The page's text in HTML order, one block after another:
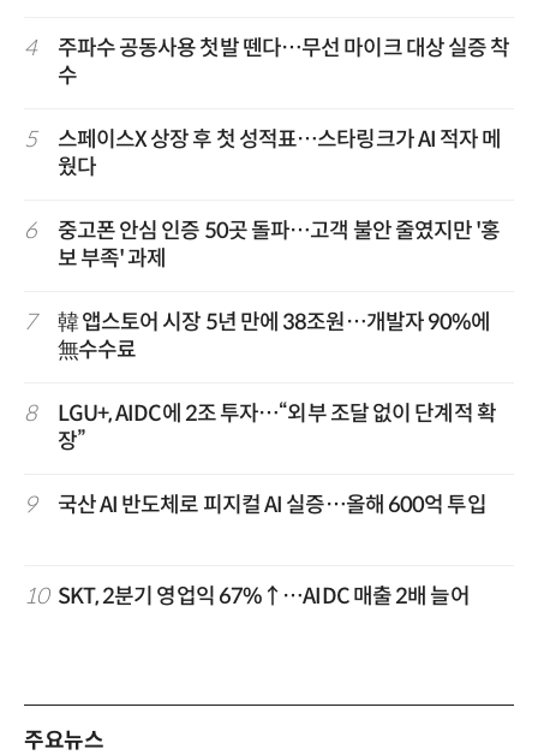
4
주파수 공동사용 첫발 뗀다…무선 마이크 대상 실증 착
수
5
스페이스X 상장 후 첫 성적표…스타링크가 AI 적자 메
웠다
6
중고폰 안심 인증 50곳 돌파…고객 불안 줄였지만 '홍
보 부족' 과제
7
韓 앱스토어 시장 5년 만에 38조원…개발자 90%에
無수수료
8
LGU+, AIDC에 2조 투자…“외부 조달 없이 단계적 확
장”
9 국산 AI 반도체로 피지컬 AI 실증…올해 600억 투입
10 SKT, 2분기 영업익 67%↑…AIDC 매출 2배 늘어
주요뉴스